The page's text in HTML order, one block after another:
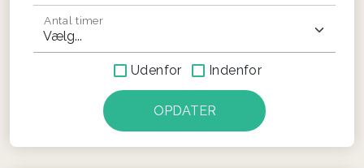
Antal timer
Udenfor Indenfor